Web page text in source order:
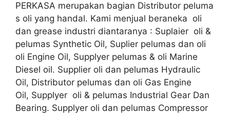
PERKASA merupakan bagian Distributor peluma
s oli yang handal. Kami menjual beraneka oli
dan grease industri diantaranya : Suplaier oli &
pelumas Synthetic Oil, Suplier pelumas dan oli
oli Engine Oil, Supplyer pelumas & oli Marine
Diesel oil. Supplier oli dan pelumas Hydraulic
Oil, Distributor pelumas dan oli Gas Engine
Oil, Supplyer oli & pelumas Industrial Gear Dan
Bearing. Supplyer oli dan pelumas Compressor